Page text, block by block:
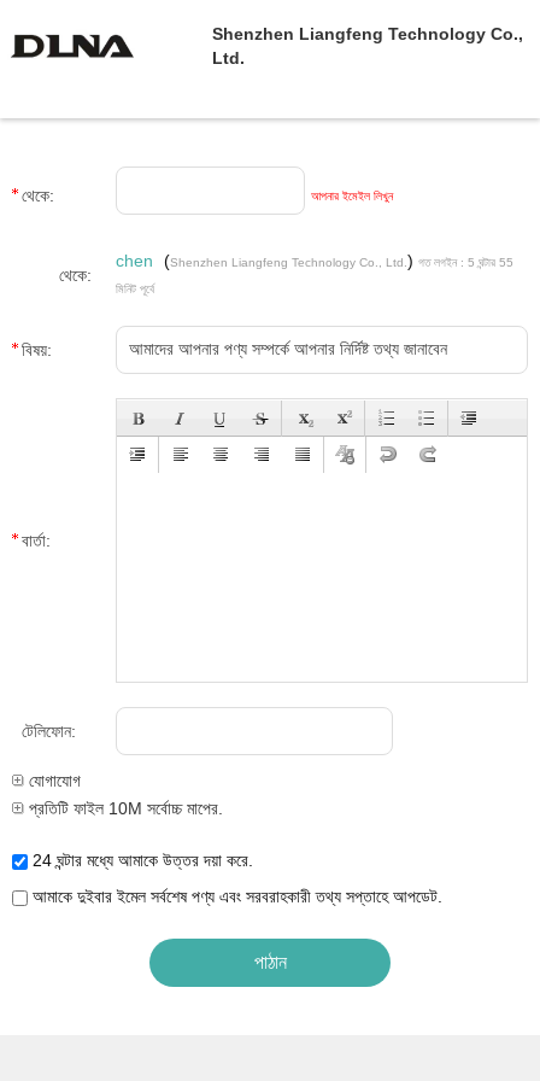
Shenzhen Liangfeng Technology Co.,
Ltd.
থেকে: আপনার ইমেইল লিখুন
থেকে:
chen (Shenzhen Liangfeng Technology Co., Ltd. ) গত লগইন : 5 ঘন্টার 55
মিনিট পূর্বে
বিষয়:
বার্তা:
টেলিফোন:
যোগাযোগ
প্রতিটি ফাইল 10M সর্বোচ্চ মাপের.
24 ঘন্টার মধ্যে আমাকে উত্তর দয়া করে.
আমাকে দুইবার ইমেল সর্বশেষ পণ্য এবং সরবরাহকারী তথ্য সপ্তাহে আপডেট.